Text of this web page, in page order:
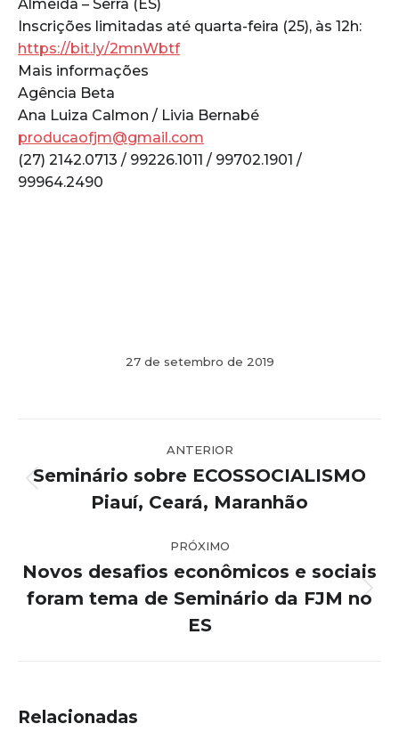
Almeida – Serra (ES)
Inscrições limitadas até quarta-feira (25), às 12h:
https://bit.ly/2mnWbtf
Mais informações
Agência Beta
Ana Luiza Calmon / Livia Bernabé
producaofjm@gmail.com
(27) 2142.0713 / 99226.1011 / 99702.1901 /
99964.2490
27 de setembro de 2019
de
post:
ANTERIOR
anterior:
Seminário sobre ECOSSOCIALISMO
Piauí, Ceará, Maranhão
PRÓXIMO
Próximo
post:
Novos desafios econômicos e sociais
foram tema de Seminário da FJM no
ES
Relacionadas